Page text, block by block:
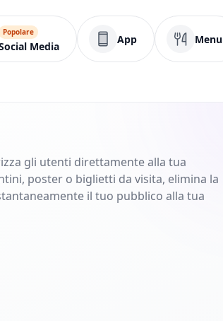
Popolare
Media
App Menu
gli utenti direttamente alla tua
poster o biglietti da visita, elimina la
il tuo pubblico alla tua